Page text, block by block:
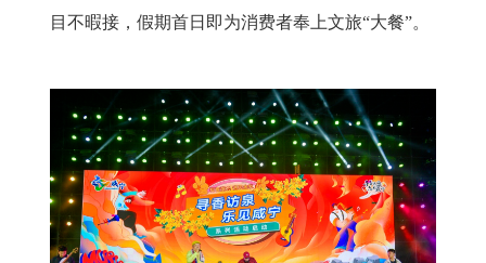
目不暇接，假期首日即为消费者奉上文旅“大餐”。